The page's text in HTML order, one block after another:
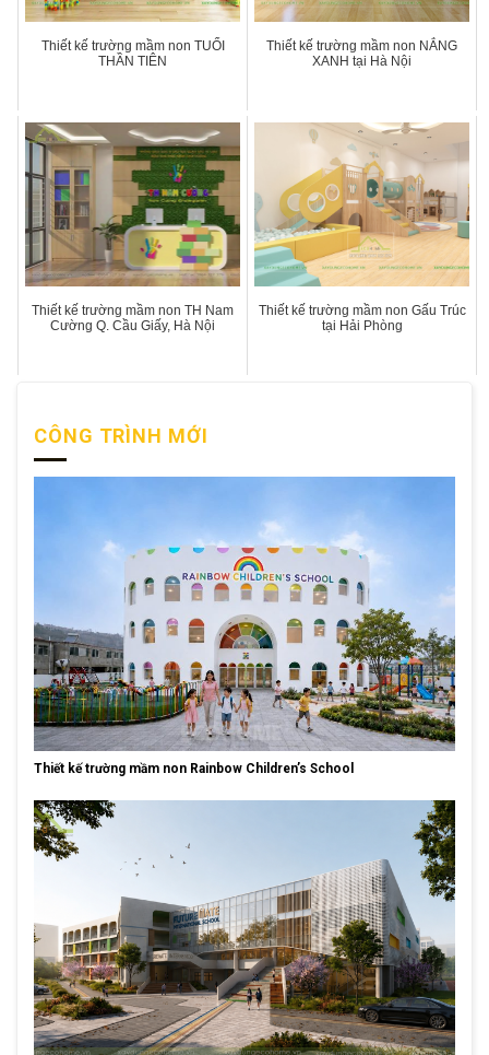
Thiết kế trường mầm non TUỔI
THẦN TIÊN
Thiết kế trường mầm non NẮNG
XANH tại Hà Nội
Thiết kế trường mầm non TH Nam
Cường Q. Cầu Giấy, Hà Nội
Thiết kế trường mầm non Gấu Trúc
tại Hải Phòng
CÔNG TRÌNH MỚI
Thiết kế trường mầm non Rainbow Children’s School